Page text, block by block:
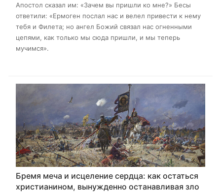
Апостол сказал им: «Зачем вы пришли ко мне?» Бесы
ответили: «Ермоген послал нас и велел привести к нему
тебя и Филета; но ангел Божий связал нас огненными
цепями, как только мы сюда пришли, и мы теперь
мучимся».
Бремя меча и исцеление сердца: как остаться
христианином, вынужденно останавливая зло